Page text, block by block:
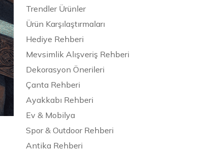
Trendler Ürünler
Ürün Karşılaştırmaları
Hediye Rehberi
Mevsimlik Alışveriş Rehberi
Dekorasyon Önerileri
Çanta Rehberi
Ayakkabı Rehberi
Ev & Mobilya
Spor & Outdoor Rehberi
Antika Rehberi